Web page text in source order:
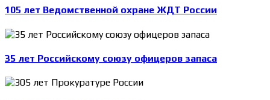
105 лет Ведомственной охране ЖДТ России
35 лет Российскому союзу офицеров запаса